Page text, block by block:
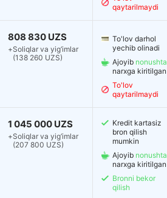
808 830 UZS
+Soliqlar va yig‘imlar
(138 260 UZS)
1 045 000 UZS
+Soliqlar va yig‘imlar
(207 800 UZS)
qaytarilmaydi
To'lov darhol
yechib olinadi
Ajoyib nonushta
narxga kiritilgan
To'lov
qaytarilmaydi
Kredit kartasiz
bron qilish
mumkin
Ajoyib nonushta
narxga kiritilgan
Bronni bekor
qilish